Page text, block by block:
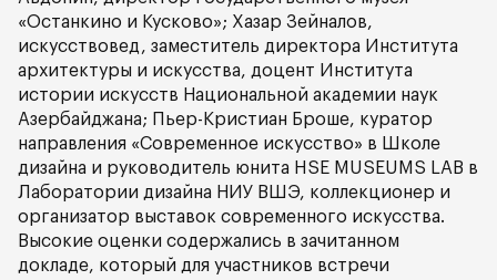
«Останкино и Кусково»; Хазар Зейналов,
искусствовед, заместитель директора Института
архитектуры и искусства, доцент Института
истории искусств Национальной академии наук
Азербайджана; Пьер-Кристиан Броше, куратор
направления «Современное искусство» в Школе
дизайна и руководитель юнита HSE MUSEUMS LAB в
Лаборатории дизайна НИУ ВШЭ, коллекционер и
организатор выставок современного искусства.
Высокие оценки содержались в зачитанном
докладе, который для участников встречи